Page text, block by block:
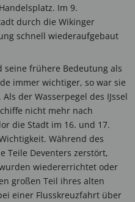
Im 9.
durch die Wikinger
schnell wiederaufgebaut
frühere Bedeutung als
immer wichtiger, so war sie
der Wasserpegel des IJssel
nicht mehr nach
die Stadt im 16. und 17.
Während des
Teile Deventers zerstört,
wiedererrichtet oder
großen Teil ihres alten
einer Flusskreuzfahrt über